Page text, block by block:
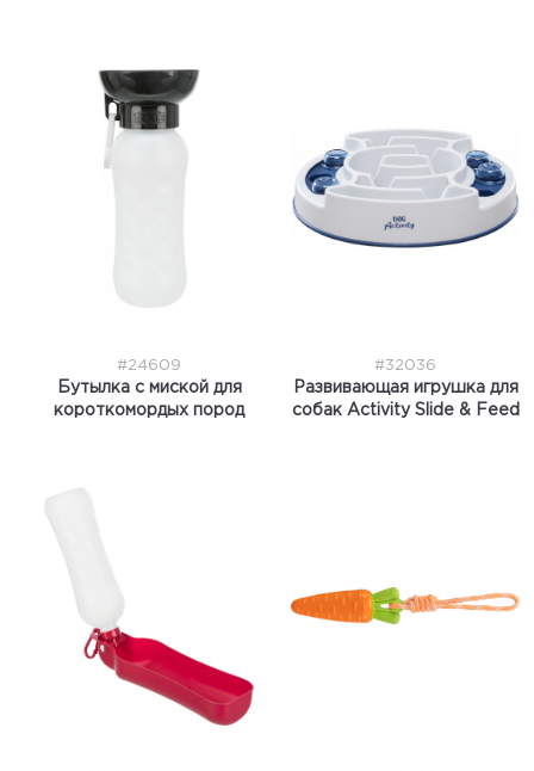
#24609
Бутылка с миской для
короткомордых пород
#32036
Развивающая игрушка для
собак Activity Slide & Feed